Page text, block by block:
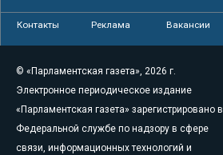
Контакты Реклама Вакансии
© «Парламентская газета», 2026 г.
Электронное периодическое издание
«Парламентская газета» зарегистрировано в
Федеральной службе по надзору в сфере
связи, информационных технологий и